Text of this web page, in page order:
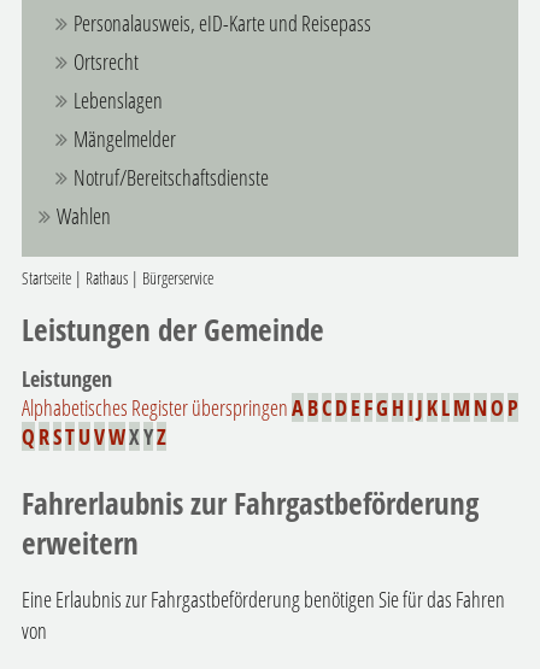
Personalausweis, eID-Karte und Reisepass
Ortsrecht
Lebenslagen
Mängelmelder
Notruf/Bereitschaftsdienste
Wahlen
Startseite| Rathaus| Bürgerservice
Leistungen der Gemeinde
Leistungen
Alphabetisches Register überspringenABCDE FG H I J KLM NO P
Q RSTUVWXYZ
Fahrerlaubnis zur Fahrgastbeförderung
erweitern
Eine Erlaubnis zur Fahrgastbeförderung benötigen Sie für das Fahren
von